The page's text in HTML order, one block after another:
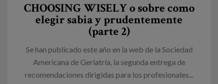
CHOOSING WISELY o sobre como
elegir sabia y prudentemente
(parte 2)
Se han publicado este año en la web de la Sociedad
Americana de Geriatría, la segunda entrega de
recomendaciones dirigidas para los profesionales...